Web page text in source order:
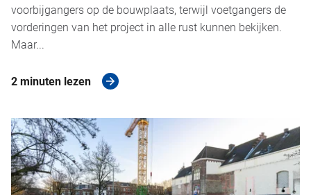
voorbijgangers op de bouwplaats, terwijl voetgangers de
vorderingen van het project in alle rust kunnen bekijken.
Maar...
2 minuten lezen